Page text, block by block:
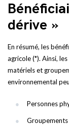
dérive »
En résumé, les
agricole (*). Ainsi,
matériels et
environnemental
Personnes
Groupements